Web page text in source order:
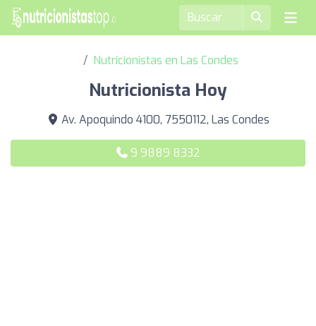
Nutricionistas en Las Condes
Nutricionista Hoy
Av. Apoquindo 4100, 7550112, Las Condes
9 9889 8332